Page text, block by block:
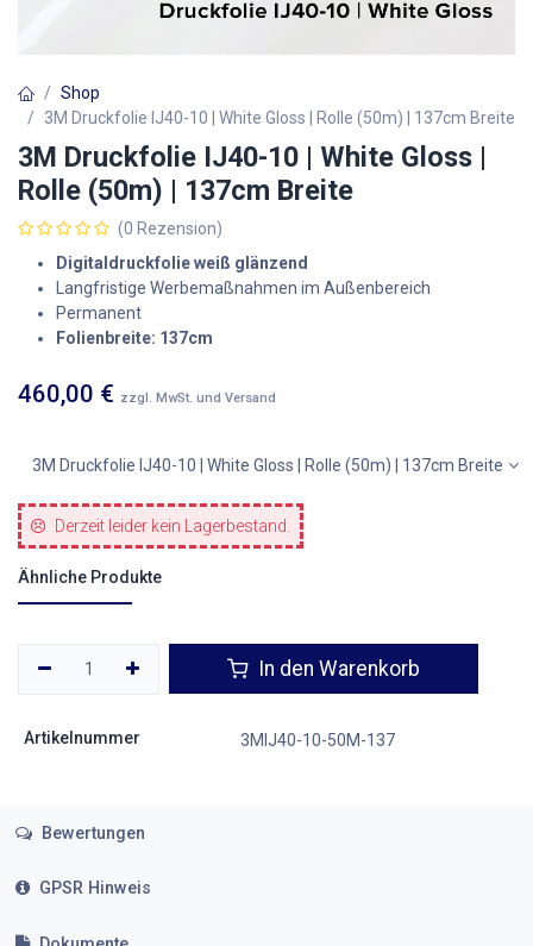
Shop
3M Druckfolie IJ40-10 | White Gloss | Rolle (50m) | 137cm Breite
3M Druckfolie IJ40-10 | White Gloss |
Rolle (50m) | 137cm Breite
(0 Rezension)
Digitaldruckfolie weiß glänzend
Langfristige Werbemaßnahmen im Außenbereich
Permanent
Folienbreite: 137cm
460,00 € zzgl. MwSt. und Versand
3M Druckfolie IJ40-10 | White Gloss | Rolle (50m) | 137cm Breite
Derzeit leider kein Lagerbestand.
Ähnliche Produkte
In den Warenkorb
Artikelnummer 3MIJ40-10-50M-137
Bewertungen
GPSR Hinweis